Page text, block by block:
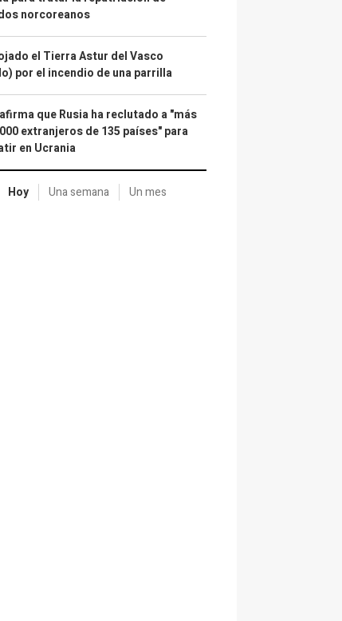
norcoreanos
el Tierra Astur del Vasco
por el incendio de una parrilla
afirma que Rusia ha reclutado a "más
extranjeros de 135 países" para
en Ucrania
Hoy Una semana Un mes